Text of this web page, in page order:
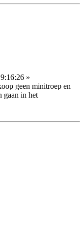
»
geen minitroep en
gaan in het